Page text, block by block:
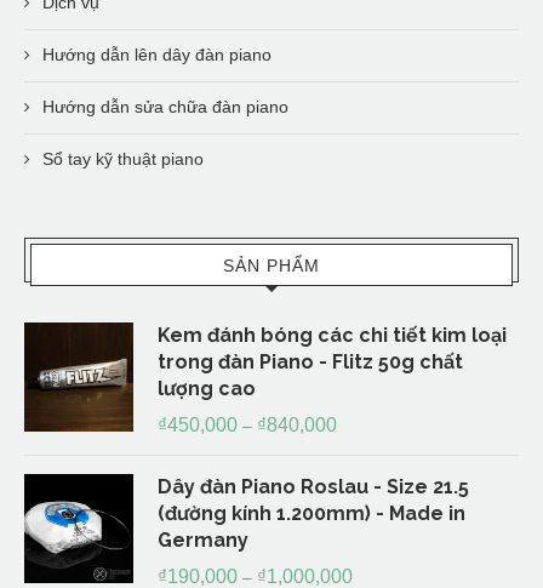
Hướng dẫn lên dây đàn piano
Hướng dẫn sửa chữa đàn piano
Sổ tay kỹ thuật piano
SẢN PHẨM
Kem đánh bóng các chi tiết kim loại
trong đàn Piano - Flitz 50g chất
lượng cao
₫450,000 – ₫840,000
Dây đàn Piano Roslau - Size 21.5
(đường kính 1.200mm) - Made in
Germany
₫190,000 – ₫1,000,000